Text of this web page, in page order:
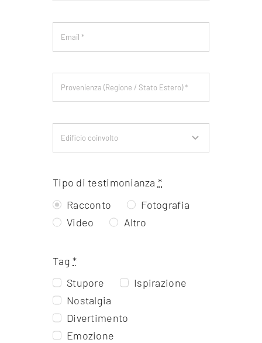
Tipo di testimonianza *
Racconto
Fotografia
Video
Altro
Tag*
Stupore
Ispirazione
Nostalgia
Divertimento
Emozione